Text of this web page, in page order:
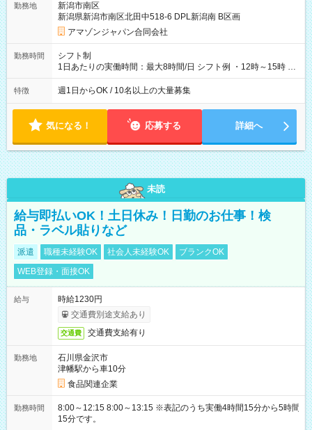
勤務地
新潟市南区
新潟県新潟市南区北田中518-6 DPL新潟南 B区画
アマゾンジャパン合同会社
勤務時間
シフト制
1日あたりの実働時間：最大8時間/日 シフト例 ・12時～15時 入
社後、就業可能シフトをご確認の上、申請してください。
特徴 週1日からOK / 10名以上の大量募集
気になる！ 応募する 詳細へ
未読
給与即払いOK！土日休み！日勤のお仕事！検
品・ラベル貼りなど
派遣 職種未経験OK 社会人未経験OK
ブランクOK
WEB登録・面接OK
給与
時給1230円
交通費別途支給あり
交通費 交通費支給有り
勤務地
石川県金沢市
津幡駅から車10分
食品関連企業
勤務時間
8:00～12:15 8:00～13:15 ※表記のうち実働4時間15分から5時間
15分です。